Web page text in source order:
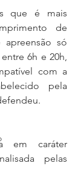
que é mais
de
só
6h e 20h,
com a
pela
pelas